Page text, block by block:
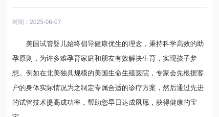
时间：2025-06-07
美国试管婴儿始终倡导健康优生的理念，秉持科学高效的助
孕原则，为许多难孕育家庭和朋友有效解决生育，实现孩子梦
想。例如在北美独具规模的美国生命生殖医院，专家会先根据客
户的身体实际情况为之制定专属合适的诊疗方案，然后通过先进
的试管技术提高成功率，帮助您早日达成夙愿，获得健康的宝